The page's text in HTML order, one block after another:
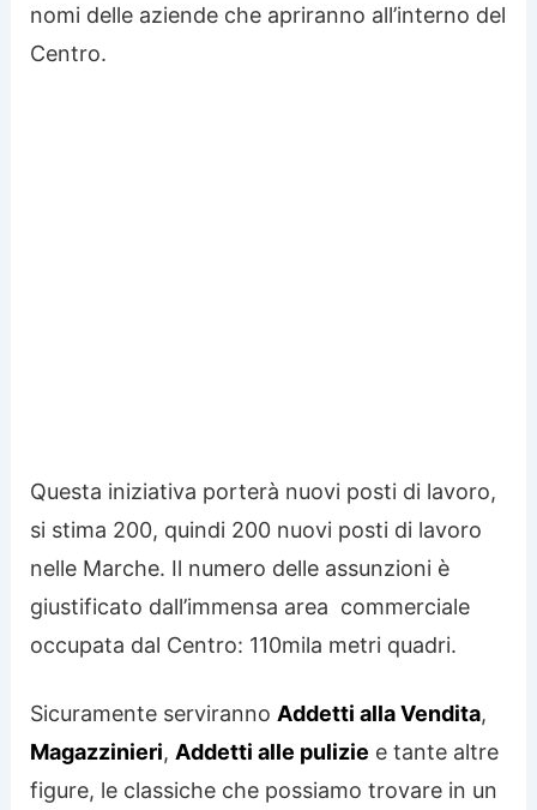
nomi delle aziende che apriranno all’interno del
Centro.
Questa iniziativa porterà nuovi posti di lavoro,
si stima 200, quindi 200 nuovi posti di lavoro
nelle Marche. Il numero delle assunzioni è
giustificato dall’immensa area commerciale
occupata dal Centro: 110mila metri quadri.
Sicuramente serviranno Addetti alla Vendita,
Magazzinieri, Addetti alle pulizie e tante altre
figure, le classiche che possiamo trovare in un